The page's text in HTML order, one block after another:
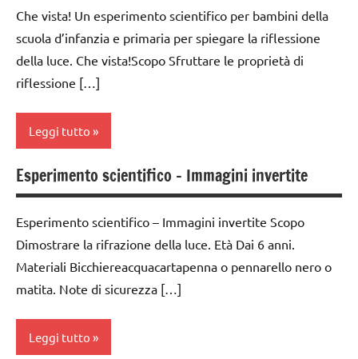
TUTTI GLI
ARGOMENTI
PER ETA'
TUTTI GLI
ARTICOLI
MONTESSORI
TUTTI GLI
ARGOMENTI
PER ETA'
ARTICOLI
E ATTIVITA'
STEM
ESPERIMENTI
SCIENTIFICI
MONTESSORI
scienze:
corpo
umano
ARGOMENTI
PER ETA'
2a
3a
6
dai
anni
E ATTIVITA'
STEM
ESPERIMENTI
SCIENTIFICI
Che vista! Un esperimento scientifico per bambini della
scuola d’infanzia e primaria per spiegare la riflessione
della luce. Che vista!Scopo Sfruttare le proprietà di
riflessione […]
Leggi tutto
classe
1a
classe
2a
3a
4a
Esperimento scientifico – Immagini invertite
Esperimento scientifico – Immagini invertite Scopo
Dimostrare la rifrazione della luce. Età Dai 6 anni.
Materiali Bicchiereacquacartapenna o pennarello nero o
matita. Note di sicurezza […]
Leggi tutto